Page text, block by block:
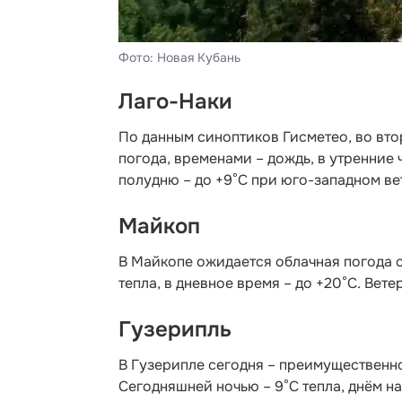
Фото: Новая Кубань
Лаго-Наки
По данным синоптиков Гисметео, во
погода, временами – дождь, в
полудню – до +9°С при юго-западном
Майкоп
В Майкопе ожидается облачная
тепла, в дневное время – до +20°С.
Гузерипль
В Гузерипле сегодня –
Сегодняшней ночью – 9°С тепла, днём